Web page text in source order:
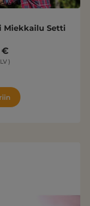
Miekkailu Setti
€
)